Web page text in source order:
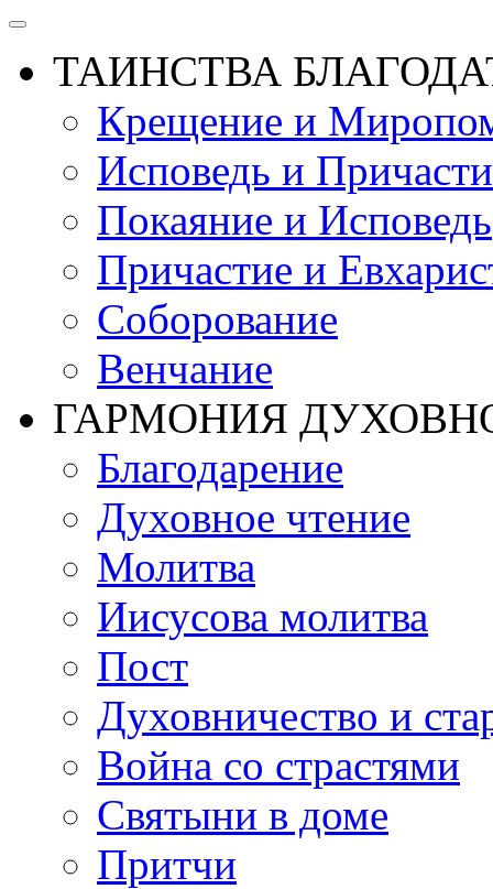
ТАИНСТВА
Крещение и
Исповедь и
Покаяние и Исповедь
Причастие и
Соборование
Венчание
ГАРМОНИЯ
Благодарение
Духовное чтение
Молитва
Иисусова молитва
Пост
Духовничество и
Война со страстями
Святыни в доме
Притчи